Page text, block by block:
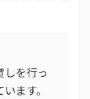
しを行っ
ます。